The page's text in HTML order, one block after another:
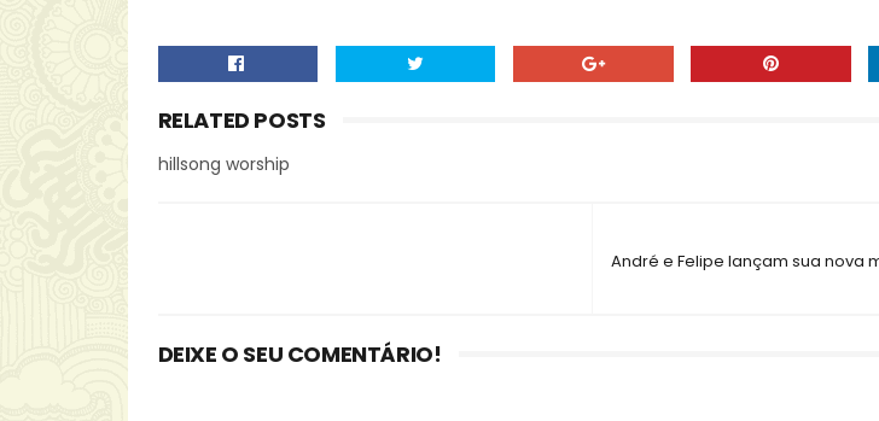
RELATED POSTS
hillsong worship
André e Felipe lançam sua nova
DEIXE O SEU COMENTÁRIO!